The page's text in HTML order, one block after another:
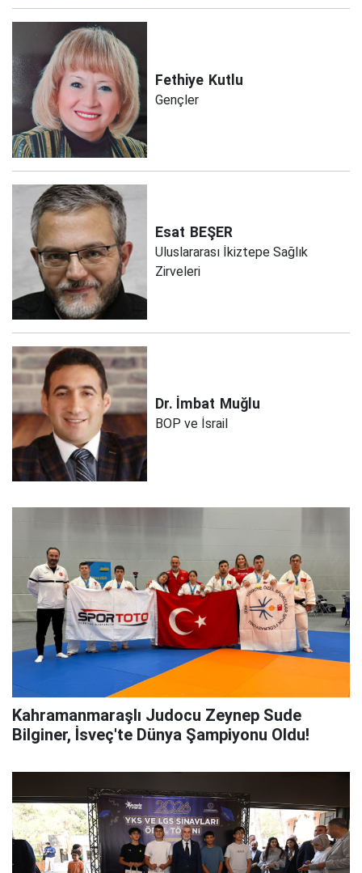
Fethiye Kutlu
Gençler
Esat BEŞER
Uluslararası İkiztepe Sağlık
Zirveleri
Dr. İmbat Muğlu
BOP ve İsrail
Kahramanmaraşlı Judocu Zeynep Sude
Bilginer, İsveç'te Dünya Şampiyonu Oldu!